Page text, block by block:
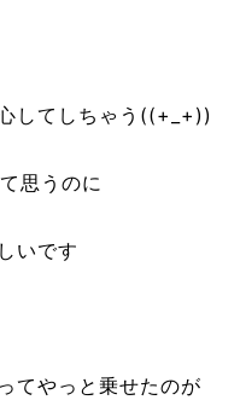
してしちゃう((+_+))
思うのに
いです
てやっと乗せたのが